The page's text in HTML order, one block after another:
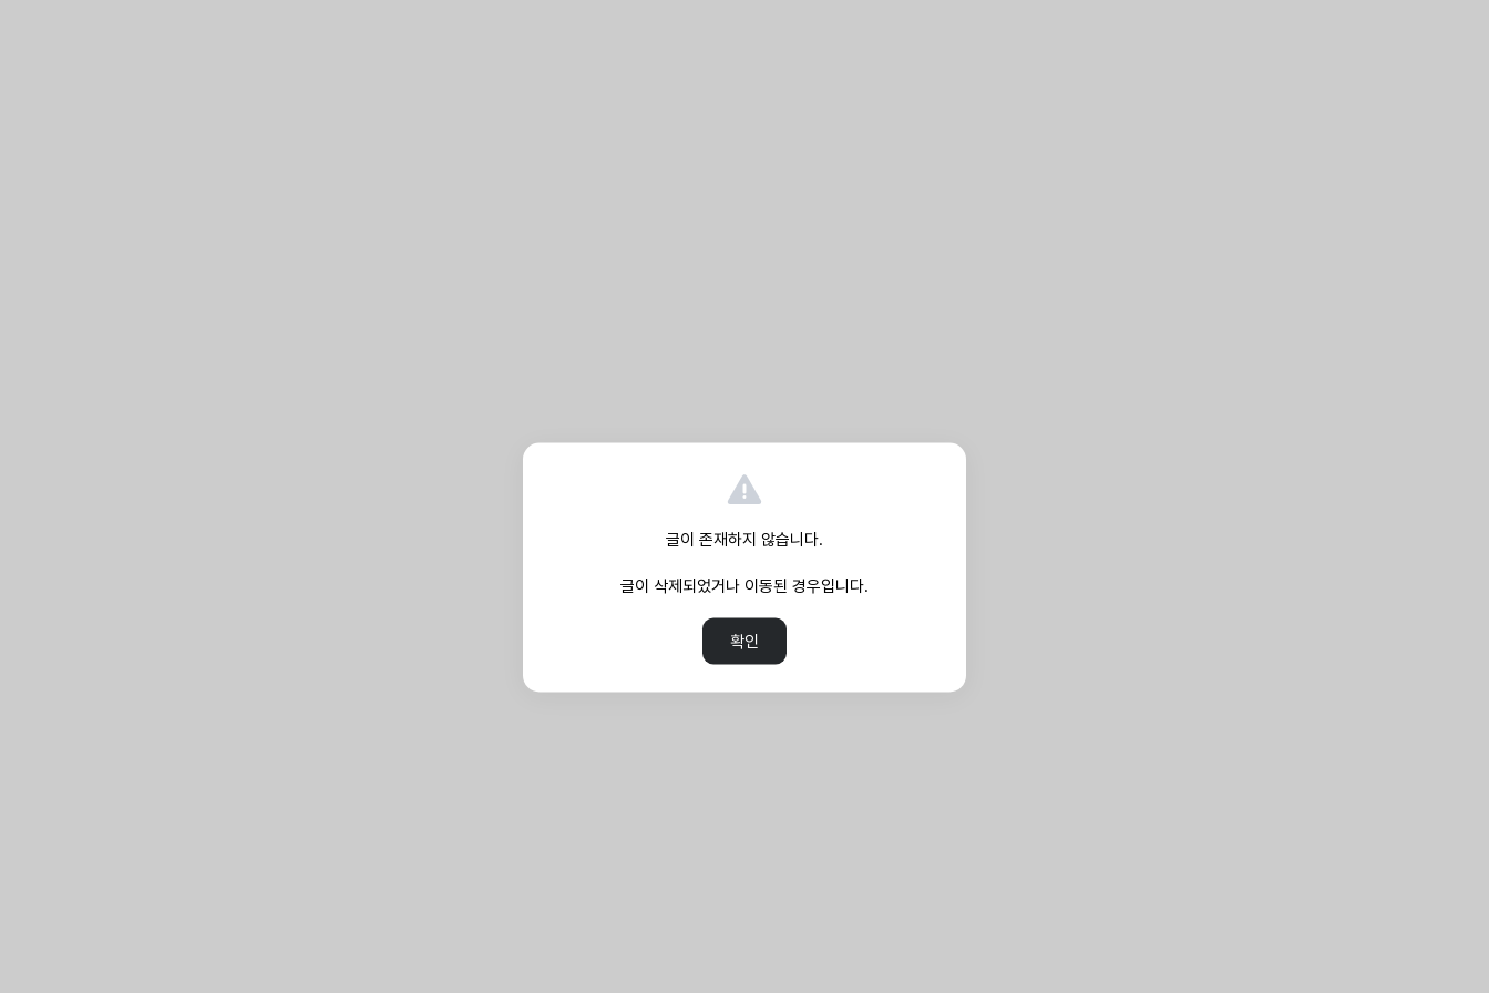
글이 존재하지 않습니다.
글이 삭제되었거나 이동된 경우입니다.
확인